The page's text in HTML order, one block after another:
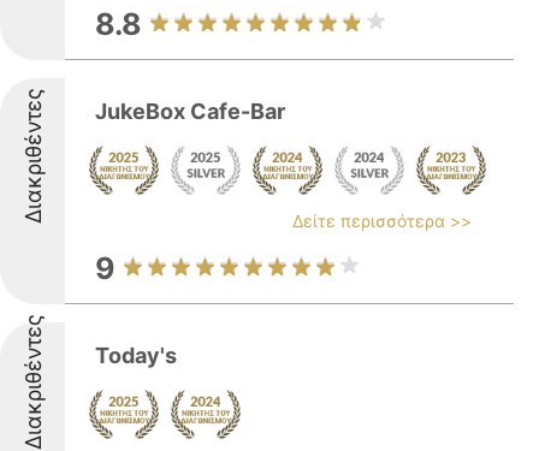
8.8
Διακριθέντες JukeBox Cafe-Bar
Δείτε περισσότερα >>
9
Διακριθέντες Today's